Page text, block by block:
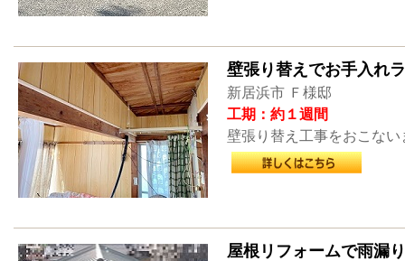
壁張り替えでお手入れ
新居浜市 Ｆ様邸
工期：約１週間
壁張り替え工事をおこない
屋根リフォームで雨漏